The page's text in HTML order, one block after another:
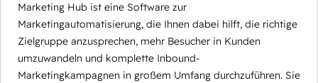
Marketing Hub ist eine Software zur
Marketingautomatisierung, die Ihnen dabei hilft, die richtige
Zielgruppe anzusprechen, mehr Besucher in Kunden
umzuwandeln und komplette Inbound-
Marketingkampagnen in großem Umfang durchzuführen. Sie